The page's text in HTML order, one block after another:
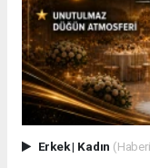
Erkek| Kadın